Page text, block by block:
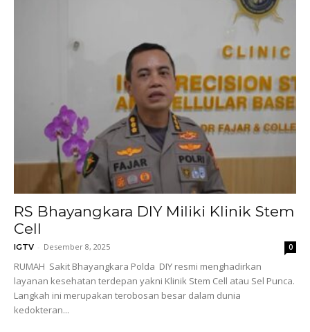
RS Bhayangkara DIY Miliki Klinik Stem
Cell
IGTV - Desember 8, 2025 0
RUMAH Sakit Bhayangkara Polda DIY resmi menghadirkan
layanan kesehatan terdepan yakni Klinik Stem Cell atau Sel Punca.
Langkah ini merupakan terobosan besar dalam dunia
kedokteran...